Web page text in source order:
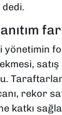
dedi.
rekor
katkı